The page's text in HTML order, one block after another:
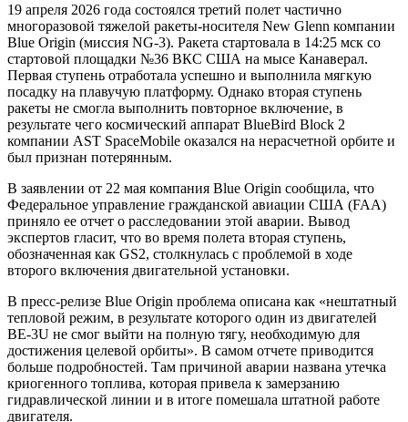
19 апреля 2026 года состоялся третий полет частично
многоразовой тяжелой ракеты-носителя New Glenn компании
Blue Origin (миссия NG-3). Ракета стартовала в 14:25 мск со
стартовой площадки №36 ВКС США на мысе Канаверал.
Первая ступень отработала успешно и выполнила мягкую
посадку на плавучую платформу. Однако вторая ступень
ракеты не смогла выполнить повторное включение, в
результате чего космический аппарат BlueBird Block 2
компании AST SpaceMobile оказался на нерасчетной орбите и
был признан потерянным.
В заявлении от 22 мая компания Blue Origin сообщила, что
Федеральное управление гражданской авиации США (FAA)
приняло ее отчет о расследовании этой аварии. Вывод
экспертов гласит, что во время полета вторая ступень,
обозначенная как GS2, столкнулась с проблемой в ходе
второго включения двигательной установки.
В пресс-релизе Blue Origin проблема описана как «нештатный
тепловой режим, в результате которого один из двигателей
BE-3U не смог выйти на полную тягу, необходимую для
достижения целевой орбиты». В самом отчете приводится
больше подробностей. Там причиной аварии названа утечка
криогенного топлива, которая привела к замерзанию
гидравлической линии и в итоге помешала штатной работе
двигателя.